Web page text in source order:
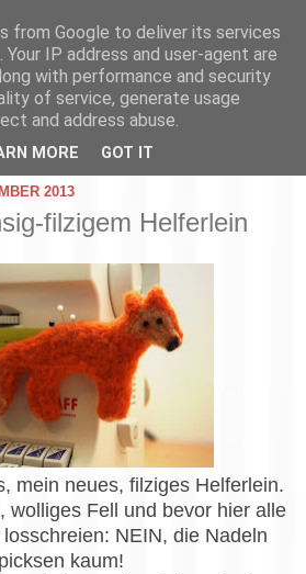
2013
filzigem Helferlein
mein neues, filziges Helferlein.
wolliges Fell und bevor hier alle
NEIN, die Nadeln
picksen kaum!
from Google to deliver its services
IP address and user-agent are
with performance and security
of service, generate usage
and address abuse.
MORE GOT IT